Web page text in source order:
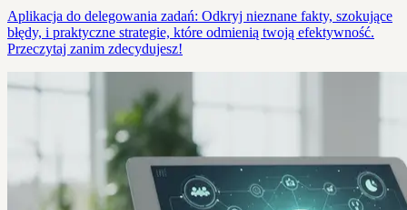
Aplikacja do delegowania zadań: Odkryj nieznane fakty, szokujące
błędy, i praktyczne strategie, które odmienią twoją efektywność.
Przeczytaj zanim zdecydujesz!